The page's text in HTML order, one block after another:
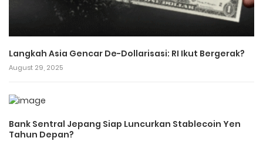
Langkah Asia Gencar De-Dollarisasi: RI Ikut Bergerak?
August 29, 2025
Bank Sentral Jepang Siap Luncurkan Stablecoin Yen
Tahun Depan?